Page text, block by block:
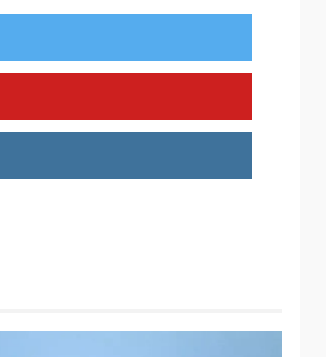
ÚLTIMA HORA
operaciones de carga
Aeropuerto de